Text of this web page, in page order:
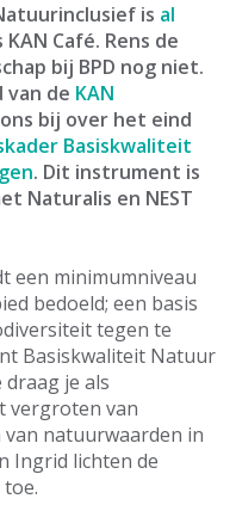
is al
KAN Café. Rens de
bij BPD nog niet.
van de KAN
bij over het eind
Basiskwaliteit
. Dit instrument is
Naturalis en NEST
een minimumniveau
bedoeld; een basis
tegen te
Basiskwaliteit Natuur
je als
vergroten van
natuurwaarden in
Ingrid lichten de